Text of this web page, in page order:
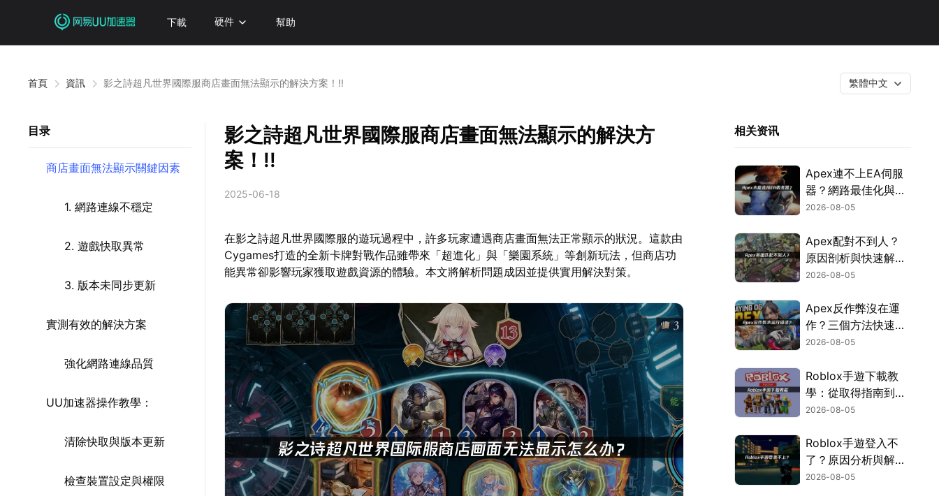
下載 硬件 幫助
首頁 資訊 影之詩超凡世界國際服商店畫面無法顯示的解決方案！!! 繁體中文
目录
商店畫面無法顯示關鍵因素
1. 網路連線不穩定
2. 遊戲快取異常
3. 版本未同步更新
實測有效的解決方案
強化網路連線品質
UU加速器操作教學：
清除快取與版本更新
檢查裝置設定與權限
影之詩超凡世界國際服商店畫面無法顯示的解決方
案！!!
2025-06-18
在影之詩超凡世界國際服的遊玩過程中，許多玩家遭遇商店畫面無法正常顯示的狀況。這款由
Cygames打造的全新卡牌對戰作品雖帶來「超進化」與「樂園系統」等創新玩法，但商店功
能異常卻影響玩家獲取遊戲資源的體驗。本文將解析問題成因並提供實用解決對策。
相关资讯
Apex連不上EA伺服
器？網路最佳化與疑
難排解全攻略！
2026-08-05
Apex配對不到人？
原因剖析與快速解決
方式！
2026-08-05
Apex反作弊沒在運
作？三個方法快速解
決！
2026-08-05
Roblox手遊下載教
學：從取得指南到登
入疑難排解！
2026-08-05
Roblox手遊登入不
了？原因分析與解決
方案！
2026-08-05